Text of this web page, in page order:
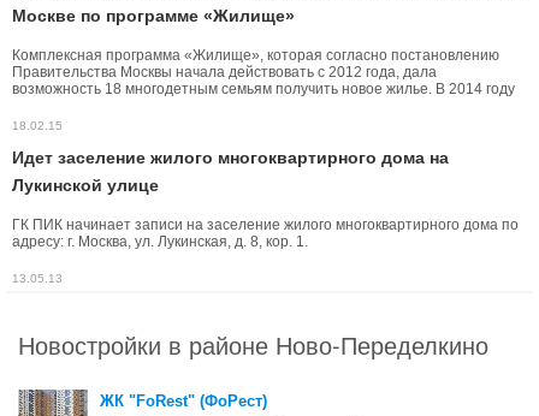
Москве по программе «Жилище»
Комплексная программа «Жилище», которая согласно постановлению
Правительства Москвы начала действовать с 2012 года, дала
возможность 18 многодетным семьям получить новое жилье. В 2014 году
квартирами для многодетных семей, и еще три планируется возвести в
18.02.15
Идет заселение жилого многоквартирного дома на
Лукинской улице
ГК ПИК начинает записи на заселение жилого многоквартирного дома по
адресу: г. Москва, ул. Лукинская, д. 8, кор. 1.
13.05.13
Новостройки в районе Ново-Переделкино
ЖК "FoRest" (ФоРест)